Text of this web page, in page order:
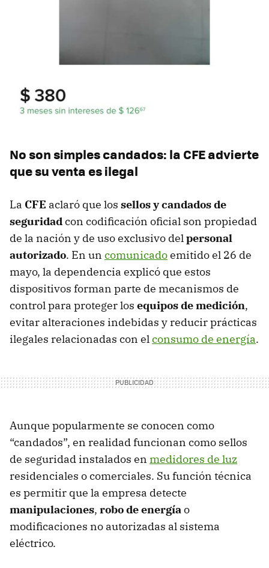
No son simples candados: la CFE advierte
que su venta es ilegal
La CFE aclaró que los sellos y candados de
seguridadcon codificación oficial son propiedad
de la nación y de uso exclusivo delpersonal
autorizado. En un comunicadoemitido el 26 de
mayo, la dependencia explicó que estos
dispositivos forman parte de mecanismos de
control para proteger los equipos de medición,
evitar alteraciones indebidas y reducir prácticas
ilegales relacionadas con elconsumo de energía.
Aunque popularmente se conocen como
“candados”, en realidad funcionan como sellos
de seguridad instalados en medidores de luz
residenciales o comerciales. Su función técnica
es permitir que la empresa detecte
manipulaciones, robo de energíao
modificaciones no autorizadas al sistema
eléctrico.